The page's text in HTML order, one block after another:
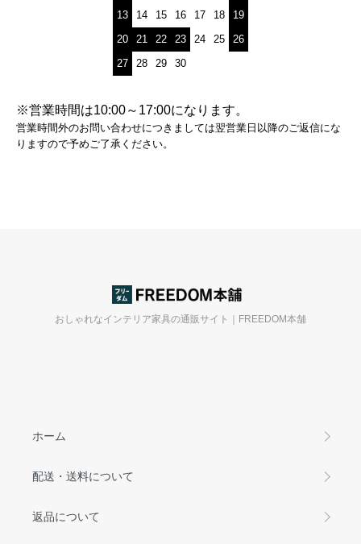
13
14 15 16 17 18
19
20
21 22 23 24 25
26
27
28 29 30
※営業時間は10:00～17:00になります。
営業時間外のお問い合わせにつきましては翌営業日以降のご返信にな
りますので予めご了承ください。
おしゃれなインテリア家具の通販サイト｜FREEDOM本舗
ホーム
配送・送料について
返品について